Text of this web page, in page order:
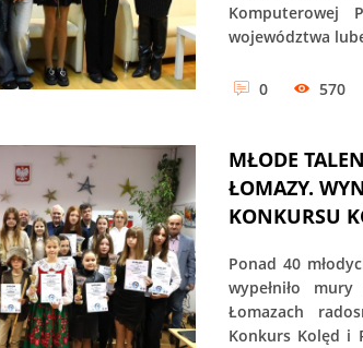
Komputerowej
województwa
0 570
MŁODE
ŁOMAZY.
KONKURSU
Ponad 40
wypełniło
Łomazach
Konkurs Kolęd i